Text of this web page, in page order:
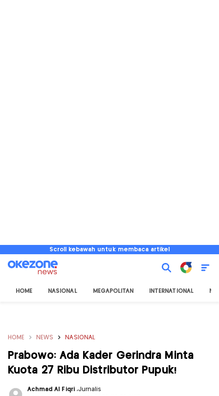
Scroll kebawah untuk membaca artikel
HOME NASIONAL MEGAPOLITAN INTERNATIONAL
HOME NEWS NASIONAL
Prabowo: Ada Kader Gerindra Minta
Kuota 27 Ribu Distributor Pupuk!
Achmad Al Fiqri ,Jurnalis